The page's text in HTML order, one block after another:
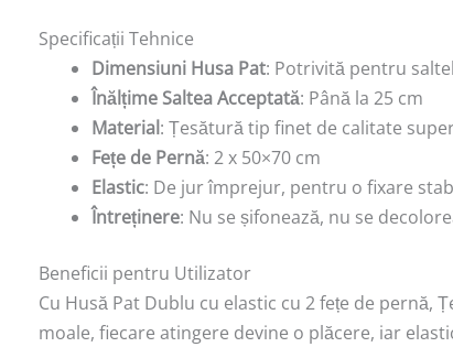
Specificații Tehnice
Dimensiuni Husa Pat: Potrivită pentru
Înălțime Saltea Acceptată: Până la 25 cm
Material: Țesătură tip finet de calitate
Fețe de Pernă: 2 x 50×70 cm
Elastic: De jur împrejur, pentru o fixare
Întreținere: Nu se șifonează, nu se
Beneficii pentru Utilizator
Cu Husă Pat Dublu cu elastic cu 2 fețe de
moale, fiecare atingere devine o plăcere, iar